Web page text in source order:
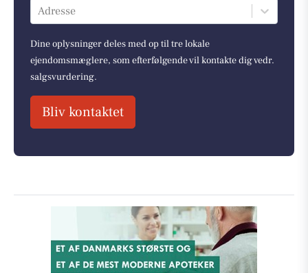
Adresse
Dine oplysninger deles med op til tre lokale
ejendomsmæglere, som efterfølgende vil kontakte dig vedr.
salgsvurdering.
Bliv kontaktet